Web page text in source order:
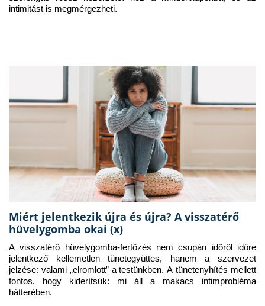
intimitást is megmérgezheti.
Miért jelentkezik újra és újra? A visszatérő
hüvelygomba okai (x)
A visszatérő hüvelygomba-fertőzés nem csupán időről időre
jelentkező kellemetlen tünetegyüttes, hanem a szervezet
jelzése: valami „elromlott” a testünkben. A tünetenyhítés mellett
fontos, hogy kiderítsük: mi áll a makacs intimprobléma
hátterében.